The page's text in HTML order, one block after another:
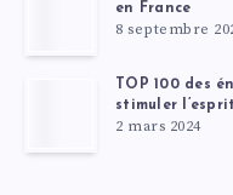
en France
8 septembre
TOP 100 des
stimuler
2 mars 2024